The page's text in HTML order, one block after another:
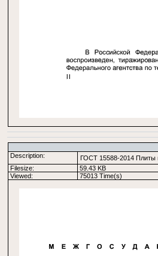
Description:
ГОСТ 15588-2014 Плиты
Filesize:
59.43 KB
Viewed:
75013 Time(s)